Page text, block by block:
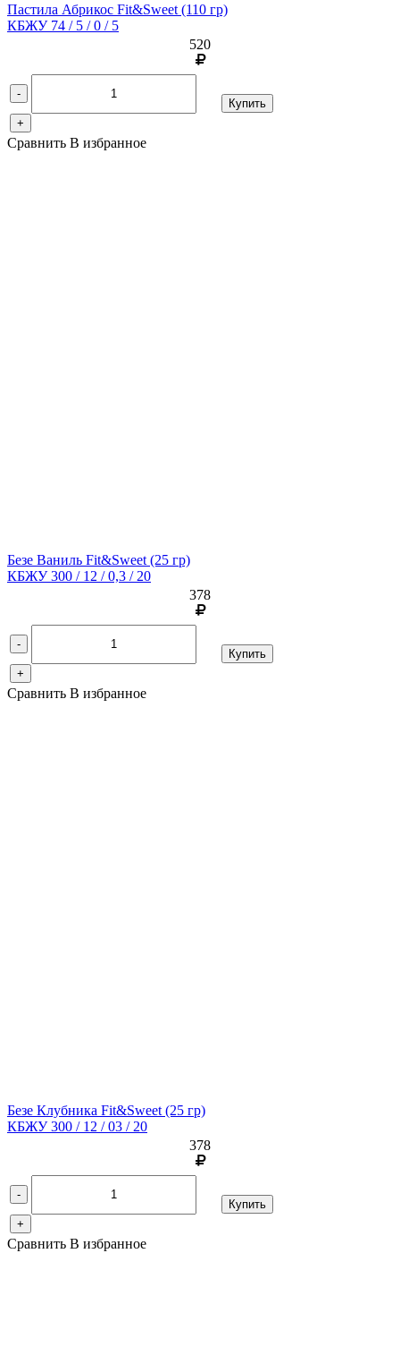
Пастила Абрикос Fit&Sweet (110 гр)
КБЖУ 74 / 5 / 0 / 5
520
-
+
Купить
Сравнить В избранное
Безе Ваниль Fit&Sweet (25 гр)
КБЖУ 300 / 12 / 0,3 / 20
378
-
+
Купить
Сравнить В избранное
Безе Клубника Fit&Sweet (25 гр)
КБЖУ 300 / 12 / 03 / 20
378
-
+
Купить
Сравнить В избранное